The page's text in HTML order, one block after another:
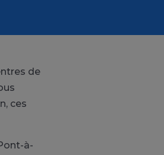
de
ces
à-